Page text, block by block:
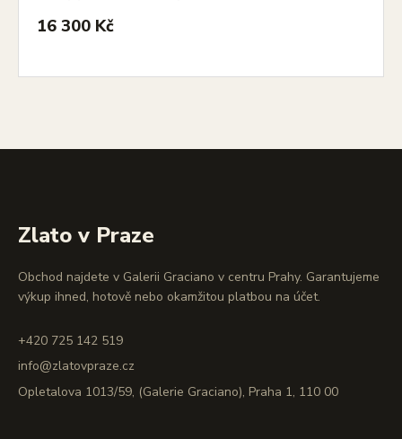
16 300 Kč
Zlato v Praze
Obchod najdete v Galerii Graciano v centru Prahy. Garantujeme
výkup ihned, hotově nebo okamžitou platbou na účet.
+420 725 142 519
info@zlatovpraze.cz
Opletalova 1013/59, (Galerie Graciano), Praha 1, 110 00